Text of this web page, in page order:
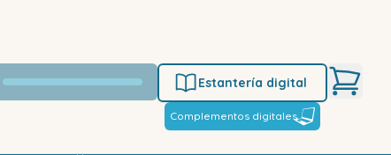
Estantería digital
Complementos digitales